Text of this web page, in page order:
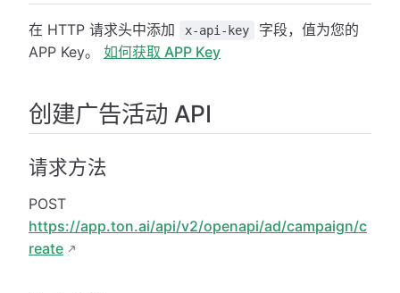
在 HTTP 请求头中添加 x-api-key
字段，值为您的
APP Key。 如何获取 APP Key
创建广告活动 API
请求方法
POST
https://app.ton.ai/api/v2/openapi/ad/campaign/c
reate